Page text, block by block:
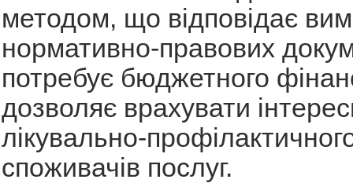
методом, що відповідає
нормативно-правових
потребує бюджетного
дозволяє врахувати
лікувально-
споживачів послуг.